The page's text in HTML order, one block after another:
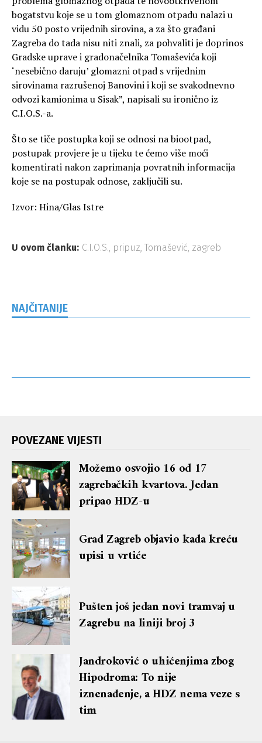
bogatstvu koje se u tom glomaznom otpadu nalazi u
vidu 50 posto vrijednih sirovina, a za što građani
Zagreba do tada nisu niti znali, za pohvaliti je doprinos
Gradske uprave i gradonačelnika Tomaševića koji
‘nesebično daruju’ glomazni otpad s vrijednim
sirovinama razrušenoj Banovini i koji se svakodnevno
odvozi kamionima u Sisak”, napisali su ironično iz
C.I.O.S.-a.
Što se tiče postupka koji se odnosi na biootpad,
postupak provjere je u tijeku te ćemo više moći
komentirati nakon zaprimanja povratnih informacija
koje se na postupak odnose, zaključili su.
Izvor: Hina/Glas Istre
U ovom članku: C.I.O.S. pripuz Tomašević zagreb
NAJČITANIJE
POVEZANE VIJESTI
Možemo osvojio 16 od 17
zagrebačkih kvartova. Jedan
pripao HDZ-u
Grad Zagreb objavio kada kreću
upisi u vrtiće
Pušten još jedan novi tramvaj u
Zagrebu na liniji broj 3
Jandroković o uhićenjima zbog
Hipodroma: To nije
iznenađenje, a HDZ nema veze s
tim